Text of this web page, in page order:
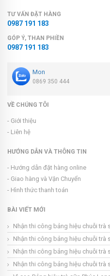
TƯ VẤN ĐẶT HÀNG
0987 191 183
GÓP Ý, THAN PHIỀN
0987 191 183
Mon
0869 350 444
VỀ CHÚNG TÔI
- Giới thiệu
- Liên hệ
HƯỚNG DẪN VÀ THÔNG TIN
- Hướng dẫn đặt hàng online
- Giao hàng và Vận Chuyển
- Hình thức thanh toán
BÀI VIẾT MỚI
Nhận thi công bảng hiệu chuỗi trà
Nhận thi công bảng hiệu chuỗi trà
Nhận thi công bảng hiệu chuỗi trà
Nhận thi công bảng hiệu chuỗi trà